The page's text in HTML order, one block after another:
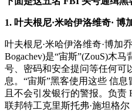
1. 叶夫根尼·米哈伊洛维奇· 博
叶夫根尼·米哈伊洛维奇·博加
Bogachev)是“宙斯”(ZouS)木
号、密码和安全提问等任何可
息。“宙斯”黑客使用这些 信
且不会引发银行的警报。负责
联邦特工克里斯托弗·施坦格尔